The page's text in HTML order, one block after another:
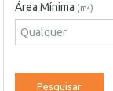
Área Mínima (m²)